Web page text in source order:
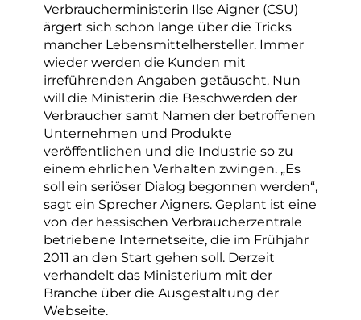
Verbraucherministerin Ilse Aigner (CSU)
ärgert sich schon lange über die Tricks
mancher Lebensmittelhersteller. Immer
wieder werden die Kunden mit
irreführenden Angaben getäuscht. Nun
will die Ministerin die Beschwerden der
Verbraucher samt Namen der betroffenen
Unternehmen und Produkte
veröffentlichen und die Industrie so zu
einem ehrlichen Verhalten zwingen. „Es
soll ein seriöser Dialog begonnen werden“,
sagt ein Sprecher Aigners. Geplant ist eine
von der hessischen Verbraucherzentrale
betriebene Internetseite, die im Frühjahr
2011 an den Start gehen soll. Derzeit
verhandelt das Ministerium mit der
Branche über die Ausgestaltung der
Webseite.